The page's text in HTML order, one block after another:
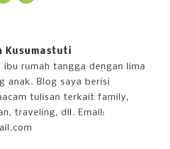
Kusumastuti
ibu rumah tangga dengan lima
anak. Blog saya berisi
tulisan terkait family,
traveling, dll. Email: